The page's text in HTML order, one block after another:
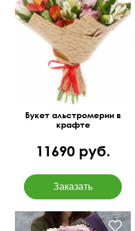
Букет альстромерии в
крафте
11690 руб.